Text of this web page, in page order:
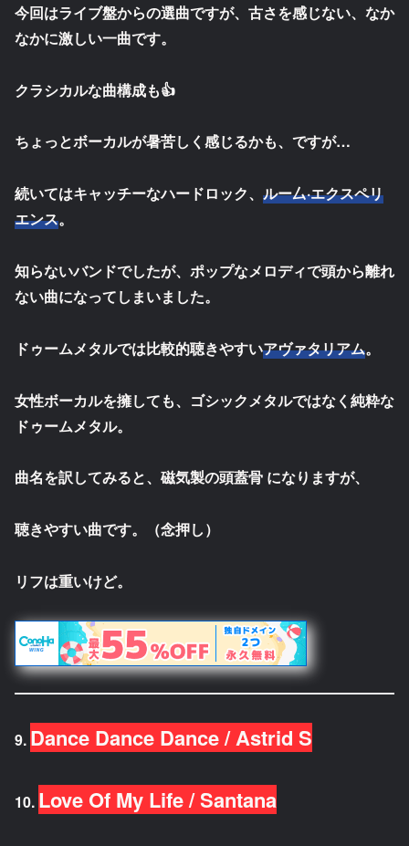
今回はライブ盤からの選曲ですが、古さを感じない、なか
なかに激しい一曲です。
クラシカルな曲構成も👍
ちょっとボーカルが暑苦しく感じるかも、ですが…
続いてはキャッチーなハードロック、 ルー厶·エクスペリ
エンス。
知らないバンドでしたが、ポップなメロディで頭から離れ
ない曲になってしまいました。
ドゥームメタルでは比較的聴きやすいアヴァタリアム。
女性ボーカルを擁しても、ゴシックメタルではなく純粋な
ドゥームメタル。
曲名を訳してみると、磁気製の頭蓋骨 になりますが、
聴きやすい曲です。（念押し）
リフは重いけど。
9. Dance Dance Dance / Astrid S
10. Love Of My Life / Santana